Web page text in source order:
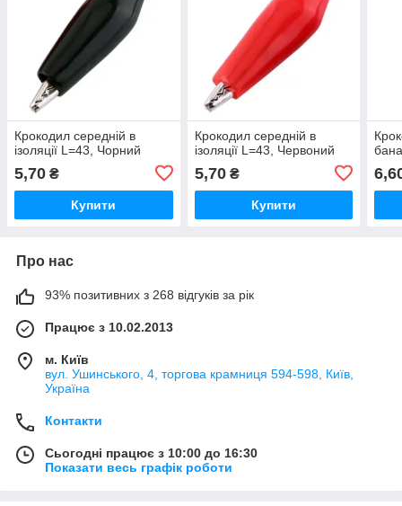
Крокодил середній в
ізоляції L=43, Чорний
5,70 ₴
Купити
Крокодил середній в
ізоляції L=43, Червоний
5,70₴
Купити
Про нас
93% позитивних з 268 відгуків за рік
Працює з 10.02.2013
м. Київ
вул. Ушинського, 4, торгова крамниця 594-598, Київ,
Україна
Контакти
Сьогодні працює з 10:00 до 16:30
Показати весь графік роботи